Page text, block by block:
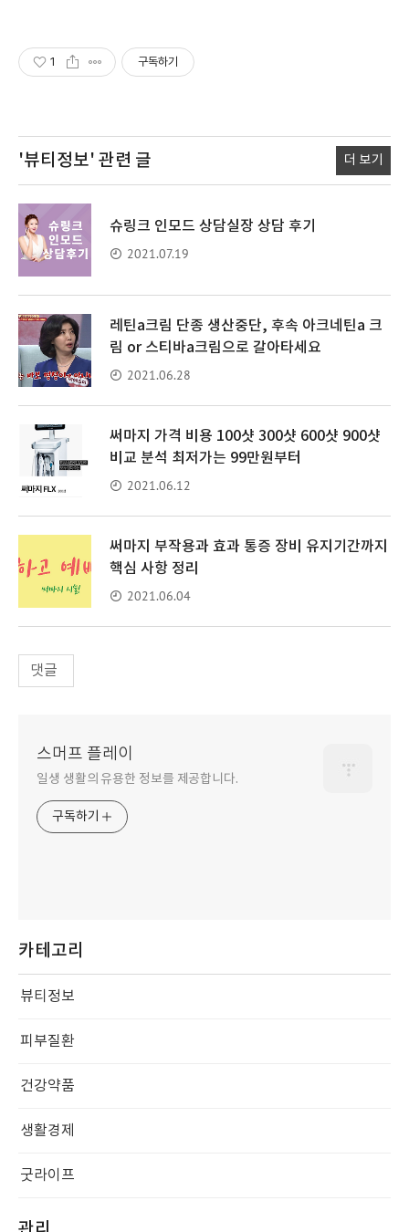
1 구독하기
'뷰티정보' 관련 글 더 보기
슈링크 인모드 상담실장 상담 후기
2021.07.19
레틴a크림 단종 생산중단, 후속 아크네틴a 크
림 or 스티바a크림으로 갈아타세요
2021.06.28
써마지 가격 비용 100샷 300샷 600샷 900샷
비교 분석 최저가는 99만원부터
2021.06.12
써마지 부작용과 효과 통증 장비 유지기간까지
핵심 사항 정리
2021.06.04
댓글
스머프 플레이
일생 생활의 유용한 정보를 제공합니다.
구독하기
카테고리
뷰티정보
피부질환
건강약품
생활경제
굿라이프